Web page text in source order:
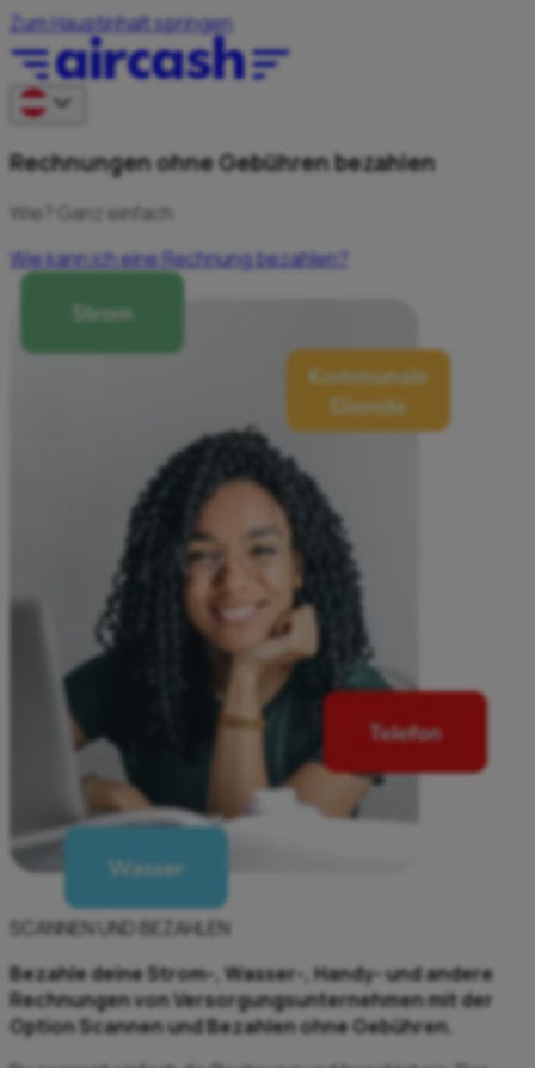
Zum Hauptinhalt springen
Rechnungen ohne Gebühren bezahlen
Wie? Ganz einfach
Wie kann ich eine Rechnung bezahlen?
SCANNEN UND BEZAHLEN
Bezahle deine Strom-, Wasser-, Handy- und andere
Rechnungen von Versorgungsunternehmen mit der
Option Scannen und Bezahlen ohne Gebühren.